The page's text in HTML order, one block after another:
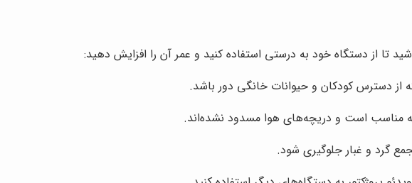
تا از دستگاه خود به درستی استفاده کنید و عمر آن را افزایش دهید:
از دسترس کودکان و حیوانات خانگی دور باشد.
مناسب است و دریچه‌های هوا مسدود نشده‌اند.
گرد و غبار جلوگیری شود.